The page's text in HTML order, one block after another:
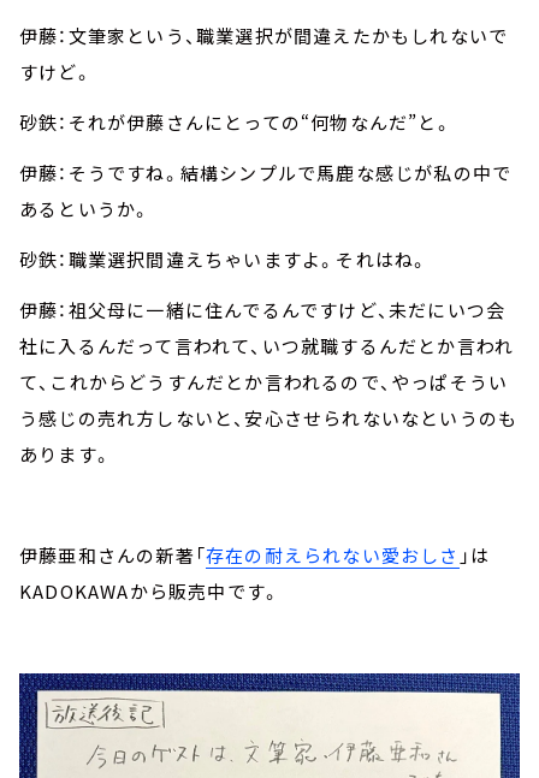
伊藤：文筆家という、職業選択が間違えたかもしれないで
すけど。
砂鉄：それが伊藤さんにとっての“何物なんだ”と。
伊藤：そうですね。結構シンプルで馬鹿な感じが私の中で
あるというか。
砂鉄：職業選択間違えちゃいますよ。それはね。
伊藤：祖父母に一緒に住んでるんですけど、未だにいつ会
社に入るんだって言われて、いつ就職するんだとか言われ
て、これからどうすんだとか言われるので、やっぱそうい
う感じの売れ方しないと、安心させられないなというのも
あります。
伊藤亜和さんの新著「存在の耐えられない愛おしさ 」は
KADOKAWAから販売中です。